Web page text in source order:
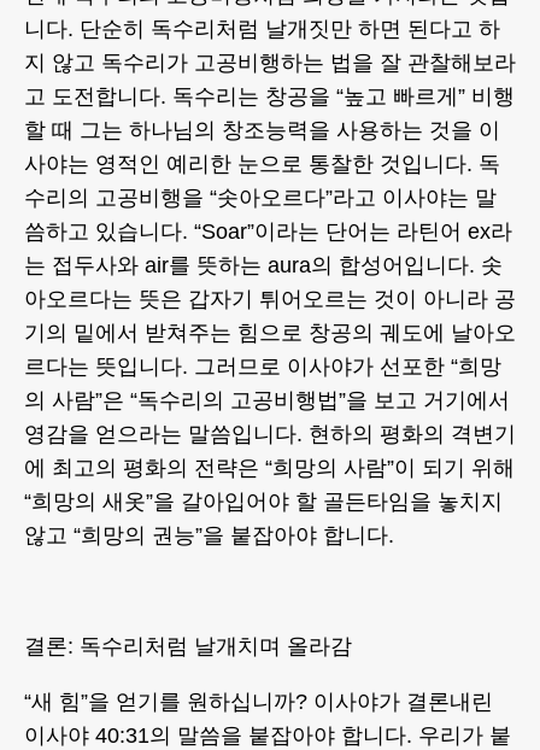
니다. 단순히 독수리처럼 날개짓만 하면 된다고 하
지 않고 독수리가 고공비행하는 법을 잘 관찰해보라
고 도전합니다. 독수리는 창공을 “높고 빠르게” 비행
할 때 그는 하나님의 창조능력을 사용하는 것을 이
사야는 영적인 예리한 눈으로 통찰한 것입니다. 독
수리의 고공비행을 “솟아오르다”라고 이사야는 말
씀하고 있습니다. “Soar”이라는 단어는 라틴어 ex라
는 접두사와 air를 뜻하는 aura의 합성어입니다. 솟
아오르다는 뜻은 갑자기 튀어오르는 것이 아니라 공
기의 밑에서 받쳐주는 힘으로 창공의 궤도에 날아오
르다는 뜻입니다. 그러므로 이사야가 선포한 “희망
의 사람”은 “독수리의 고공비행법”을 보고 거기에서
영감을 얻으라는 말씀입니다. 현하의 평화의 격변기
에 최고의 평화의 전략은 “희망의 사람”이 되기 위해
“희망의 새옷”을 갈아입어야 할 골든타임을 놓치지
않고 “희망의 권능”을 붙잡아야 합니다.
결론: 독수리처럼 날개치며 올라감
“새 힘”을 얻기를 원하십니까? 이사야가 결론내린
이사야 40:31의 말씀을 붙잡아야 합니다. 우리가 붙